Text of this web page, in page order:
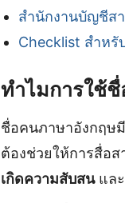
สำนักงานบัญชีส
Checklist สำหรั
ทำไมการใช้
ชื่อคนภาษาอังกฤษ
ต้องช่วยให้การสื่อ
เกิดความสับสนและ